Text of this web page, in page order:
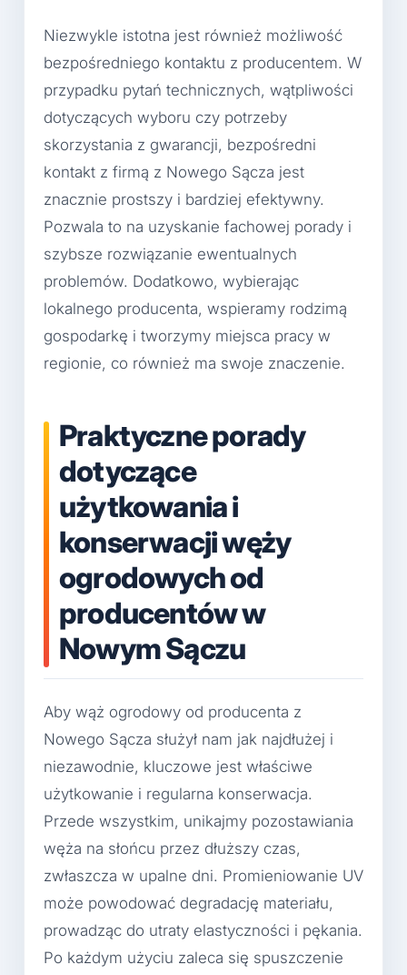
Niezwykle istotna jest również możliwość
bezpośredniego kontaktu z producentem. W
przypadku pytań technicznych, wątpliwości
dotyczących wyboru czy potrzeby
skorzystania z gwarancji, bezpośredni
kontakt z firmą z Nowego Sącza jest
znacznie prostszy i bardziej efektywny.
Pozwala to na uzyskanie fachowej porady i
szybsze rozwiązanie ewentualnych
problemów. Dodatkowo, wybierając
lokalnego producenta, wspieramy rodzimą
gospodarkę i tworzymy miejsca pracy w
regionie, co również ma swoje znaczenie.
Praktyczne porady
dotyczące
użytkowania i
konserwacji węży
ogrodowych od
producentów w
Nowym Sączu
Aby wąż ogrodowy od producenta z
Nowego Sącza służył nam jak najdłużej i
niezawodnie, kluczowe jest właściwe
użytkowanie i regularna konserwacja.
Przede wszystkim, unikajmy pozostawiania
węża na słońcu przez dłuższy czas,
zwłaszcza w upalne dni. Promieniowanie UV
może powodować degradację materiału,
prowadząc do utraty elastyczności i pękania.
Po każdym użyciu zaleca się spuszczenie